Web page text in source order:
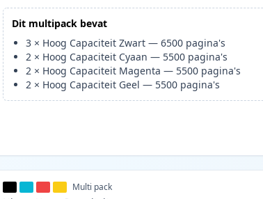
Dit multipack bevat
3 × Hoog Capaciteit Zwart —6500 pagina's
2 × Hoog Capaciteit Cyaan — 5500 pagina's
2 × Hoog Capaciteit Magenta — 5500 pagina's
2 × Hoog Capaciteit Geel — 5500 pagina's
Multi pack